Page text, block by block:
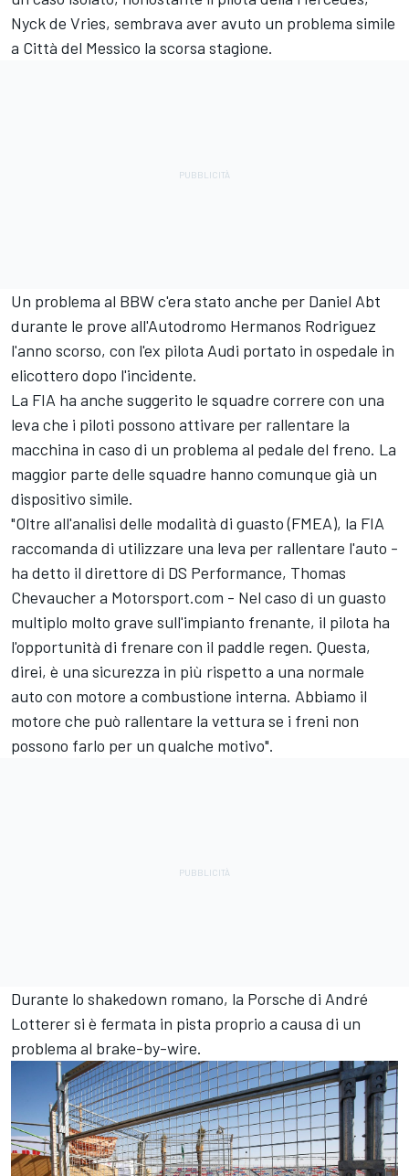
Nyck de Vries, sembrava aver avuto un problema simile
a Città del Messico la scorsa stagione.
Un problema al BBW c'era stato anche per Daniel Abt
durante le prove all'Autodromo Hermanos Rodriguez
l'anno scorso, con l'ex pilota Audi portato in ospedale in
elicottero dopo l'incidente.
La FIA ha anche suggerito le squadre correre con una
leva che i piloti possono attivare per rallentare la
macchina in caso di un problema al pedale del freno. La
maggior parte delle squadre hanno comunque già un
dispositivo simile.
"Oltre all'analisi delle modalità di guasto (FMEA), la FIA
raccomanda di utilizzare una leva per rallentare l'auto -
ha detto il direttore di DS Performance, Thomas
Chevaucher a Motorsport.com - Nel caso di un guasto
multiplo molto grave sull'impianto frenante, il pilota ha
l'opportunità di frenare con il paddle regen. Questa,
direi, è una sicurezza in più rispetto a una normale
auto con motore a combustione interna. Abbiamo il
motore che può rallentare la vettura se i freni non
possono farlo per un qualche motivo".
Durante lo shakedown romano, la Porsche di André
Lotterer si è fermata in pista proprio a causa di un
problema al brake-by-wire.